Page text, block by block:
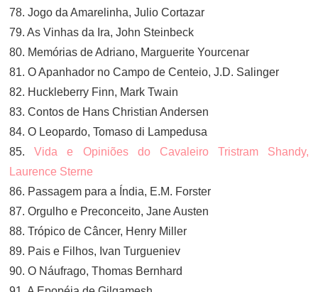
78. Jogo da Amarelinha, Julio Cortazar
79. As Vinhas da Ira, John Steinbeck
80. Memórias de Adriano, Marguerite Yourcenar
81. O Apanhador no Campo de Centeio, J.D. Salinger
82. Huckleberry Finn, Mark Twain
83. Contos de Hans Christian Andersen
84. O Leopardo, Tomaso di Lampedusa
85.Vida e Opiniões do Cavaleiro Tristram Shandy,
Laurence Sterne
86. Passagem para a Índia, E.M. Forster
87. Orgulho e Preconceito, Jane Austen
88. Trópico de Câncer, Henry Miller
89. Pais e Filhos, Ivan Turgueniev
90. O Náufrago, Thomas Bernhard